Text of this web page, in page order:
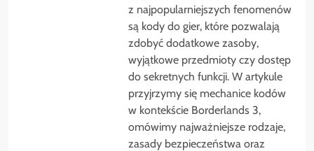
z najpopularniejszych fenomenów
są kody do gier, które pozwalają
zdobyć dodatkowe zasoby,
wyjątkowe przedmioty czy dostęp
do sekretnych funkcji. W artykule
przyjrzymy się mechanice kodów
w kontekście Borderlands 3,
omówimy najważniejsze rodzaje,
zasady bezpieczeństwa oraz